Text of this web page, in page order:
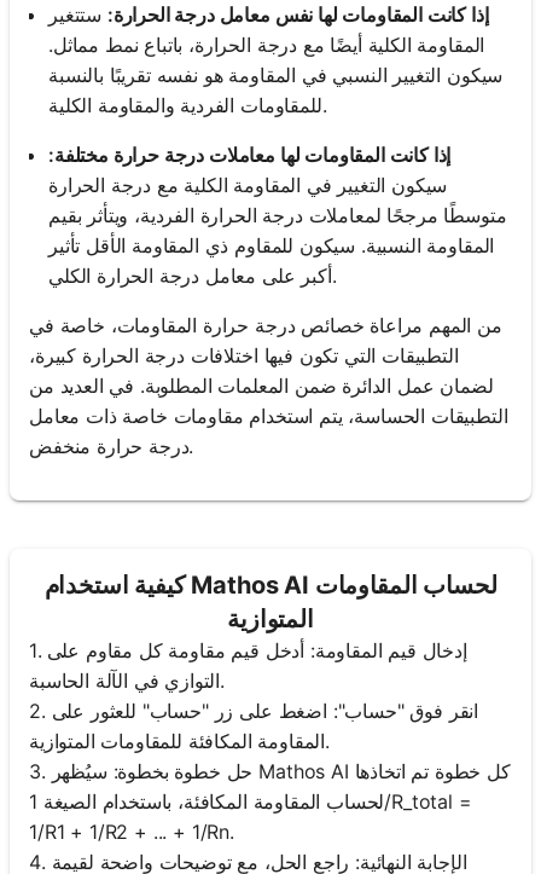
إذا كانت المقاومات لها نفس معامل درجة الحرارة: ستتغير
المقاومة الكلية أيضًا مع درجة الحرارة، باتباع نمط مماثل.
سيكون التغيير النسبي في المقاومة هو نفسه تقريبًا بالنسبة
للمقاومات الفردية والمقاومة الكلية.
إذا كانت المقاومات لها معاملات درجة حرارة مختلفة:
سيكون التغيير في المقاومة الكلية مع درجة الحرارة
متوسطًا مرجحًا لمعاملات درجة الحرارة الفردية، ويتأثر بقيم
المقاومة النسبية. سيكون للمقاوم ذي المقاومة الأقل تأثير
أكبر على معامل درجة الحرارة الكلي.
من المهم مراعاة خصائص درجة حرارة المقاومات، خاصة في
التطبيقات التي تكون فيها اختلافات درجة الحرارة كبيرة،
لضمان عمل الدائرة ضمن المعلمات المطلوبة. في العديد من
التطبيقات الحساسة، يتم استخدام مقاومات خاصة ذات معامل
درجة حرارة منخفض.
كيفية استخدام Mathos AI لحساب المقاومات
المتوازية
1. إدخال قيم المقاومة: أدخل قيم مقاومة كل مقاوم على
التوازي في الآلة الحاسبة.
2. انقر فوق "حساب": اضغط على زر "حساب" للعثور على
المقاومة المكافئة للمقاومات المتوازية.
3. حل خطوة بخطوة: سيُظهر Mathos AI كل خطوة تم اتخاذها
لحساب المقاومة المكافئة، باستخدام الصيغة 1/R_total =
1/R1 + 1/R2 + ... + 1/Rn.
4. الإجابة النهائية: راجع الحل، مع توضيحات واضحة لقيمة